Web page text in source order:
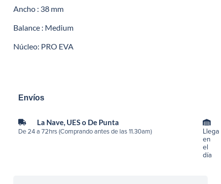
Ancho : 38 mm
Balance : Medium
Núcleo: PRO EVA
Envíos
La Nave, UES o De Punta
De 24 a 72hrs (Comprando antes de las 11.30am)
Llega
en
el
día